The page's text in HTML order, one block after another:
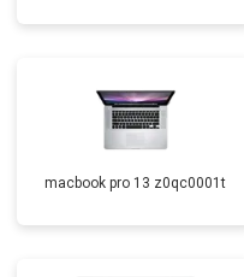
macbook pro 13 z0qc0001t